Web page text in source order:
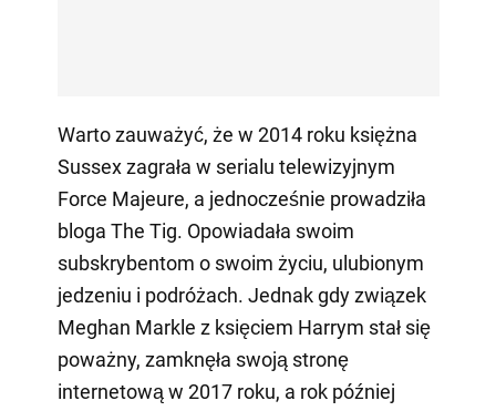
Warto zauważyć, że w 2014 roku księżna
Sussex zagrała w serialu telewizyjnym
Force Majeure, a jednocześnie prowadziła
bloga The Tig. Opowiadała swoim
subskrybentom o swoim życiu, ulubionym
jedzeniu i podróżach. Jednak gdy związek
Meghan Markle z księciem Harrym stał się
poważny, zamknęła swoją stronę
internetową w 2017 roku, a rok później